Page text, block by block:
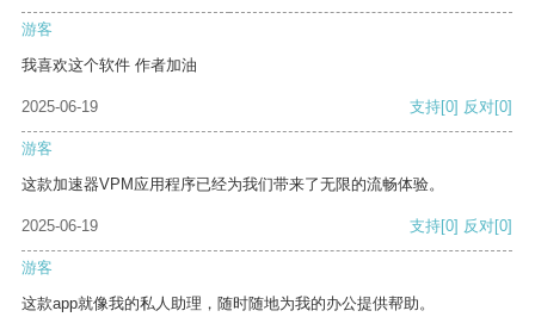
游客
我喜欢这个软件 作者加油
2025-06-19 支持[0] 反对[0]
游客
这款加速器VPM应用程序已经为我们带来了无限的流畅体验。
2025-06-19 支持[0] 反对[0]
游客
这款app就像我的私人助理，随时随地为我的办公提供帮助。